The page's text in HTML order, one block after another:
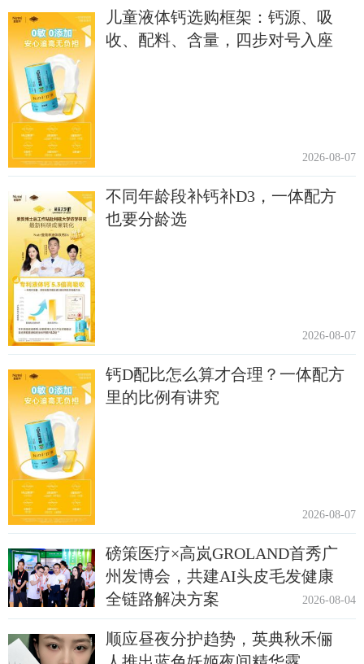
儿童液体钙选购框架：钙源、吸
收、配料、含量，四步对号入座
2026-08-07
不同年龄段补钙补D3，一体配方
也要分龄选
2026-08-07
钙D配比怎么算才合理？一体配方
里的比例有讲究
2026-08-07
磅策医疗×高岚GROLAND首秀广
州发博会，共建AI头皮毛发健康
全链路解决方案
2026-08-04
顺应昼夜分护趋势，英典秋禾俪